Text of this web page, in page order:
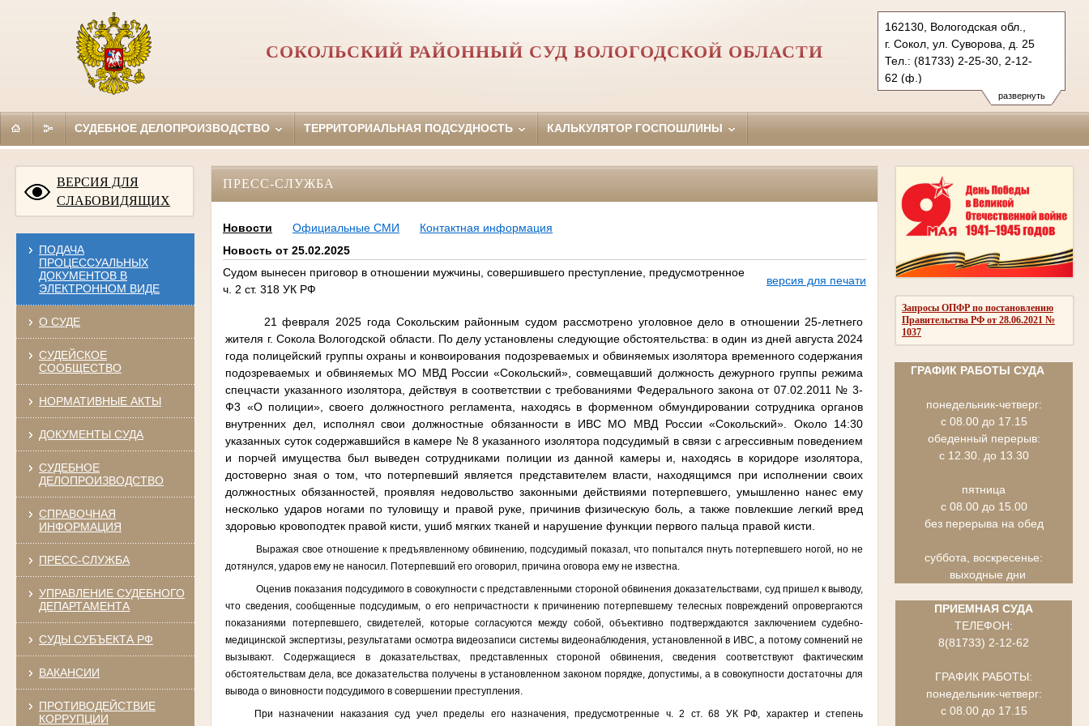
развернуть
162130, Вологодская обл.,
г. Сокол, ул. Суворова, д. 25
Тел.: (81733) 2-25-30, 2-12-
62 (ф.)
sokolsky.vld@sudrf.ru
СОКОЛЬСКИЙ РАЙОННЫЙ СУД ВОЛОГОДСКОЙ ОБЛАСТИ
СУДЕБНОЕ ДЕЛОПРОИЗВОДСТВО ТЕРРИТОРИАЛЬНАЯ ПОДСУДНОСТЬ КАЛЬКУЛЯТОР ГОСПОШЛИНЫ
ВЕРСИЯ ДЛЯ
СЛАБОВИДЯЩИХ
ПОДАЧА
ПРОЦЕССУАЛЬНЫХ
ДОКУМЕНТОВ В
ЭЛЕКТРОННОМ ВИДЕ
О СУДЕ
СУДЕЙСКОЕ
СООБЩЕСТВО
НОРМАТИВНЫЕ АКТЫ
ДОКУМЕНТЫ СУДА
СУДЕБНОЕ
ДЕЛОПРОИЗВОДСТВО
СПРАВОЧНАЯ
ИНФОРМАЦИЯ
ПРЕСС-СЛУЖБА
УПРАВЛЕНИЕ СУДЕБНОГО
ДЕПАРТАМЕНТА
СУДЫ СУБЪЕКТА РФ
ВАКАНСИИ
ПРОТИВОДЕЙСТВИЕ
КОРРУПЦИИ
Запросы ОПФР по постановлению
Правительства РФ от 28.06.2021 №
1037
ГРАФИК РАБОТЫ СУДА
понедельник-четверг:
с 08.00 до 17.15
обеденный перерыв:
с 12.30. до 13.30
пятница
с 08.00 до 15.00
без перерыва на обед
суббота, воскресенье:
выходные дни
ПРИЕМНАЯ СУДА
ТЕЛЕФОН:
8(81733) 2-12-62
ГРАФИК РАБОТЫ:
понедельник-четверг:
с 08.00 до 17.15
ПРЕСС-СЛУЖБА
Новости Официальные СМИ
Контактная информация
Новость от 25.02.2025
Судом вынесен приговор в отношении мужчины, совершившего преступление, предусмотренное
ч. 2 ст. 318 УК РФ
версия для печати
21 февраля 2025 года Сокольским районным судом рассмотрено уголовное дело в отношении 25-летнего
жителя г. Сокола Вологодской области. По делу установлены следующие обстоятельства: в один из дней августа 2024
года полицейский группы охраны и конвоирования подозреваемых и обвиняемых изолятора временного содержания
подозревае­мых и обвиняемых МО МВД России «Сокольский», совмещавший должность дежурного группы режима
спецчасти указанного изолятора, действуя в соответствии с требованиями Федерального закона от 07.02.2011 № 3-
Ф3 «О полиции», своего должностного регламента, находясь в форменном обмундировании сотрудника органов
внутренних дел, исполнял свои должностные обязанности в ИВС МО МВД России «Сокольский». Около 14:30
указанных суток содержавшийся в каме­ре № 8 указанного изолятора подсудимый в связи с агрессив­ным поведением
и порчей имущества был выведен сотрудниками полиции из данной камеры и, находясь в коридоре изолятора,
достоверно зная о том, что потерпевший яв­ляется представителем власти, находящимся при исполнении своих
должностных обязанностей, проявляя недовольство законными действиями потерпевшего, умышленно нанес ему
несколько ударов ногами по туловищу и правой руке, причинив физическую боль, а также повлекшие легкий вред
здоровью кровоподтек правой кисти, ушиб мягких тканей и нарушение функции первого пальца правой кисти.
Выражая свое отношение к предъявленному обвинению, подсудимый показал, что попытался пнуть потерпевшего ногой, но не
дотянулся, ударов ему не наносил. Потерпевший его оговорил, причина оговора ему не известна.
Оценив показания подсудимого в совокупности с представленными стороной обвинения доказательствами, суд пришел к выводу,
что сведения, сообщенные подсудимым, о его непричастности к причинению потерпевшему телесных повреждений опровергаются
показаниями потерпевшего, свидетелей, которые согласуются между собой, объективно подтверждаются заключением судебно-
медицинской экспертизы, результатами осмотра видеозаписи системы видеонаблюдения, установленной в ИВС, а потому сомнений не
вызывают. Содержащиеся в доказательствах, представленных стороной обвинения, сведения соответствуют фактическим
обстоятельствам дела, все доказательства получены в установленном законом порядке, допустимы, а в совокупности достаточны для
вывода о виновности подсудимого в совершении преступления.
При назначении наказания суд учел пределы его назначения, предусмотренные ч. 2 ст. 68 УК РФ, характер и степень